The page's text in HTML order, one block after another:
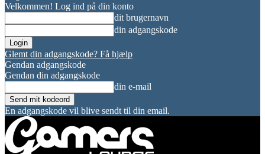
Velkommen! Log ind på din konto
dit brugernavn
din adgangskode
Glemt din adgangskode? Få hjælp
Gendan adgangskode
Gendan din adgangskode
din e-mail
En adgangskode vil blive sendt til din email.